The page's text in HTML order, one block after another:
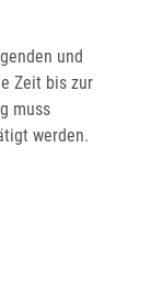
und
Zeit bis zur
muss
werden.